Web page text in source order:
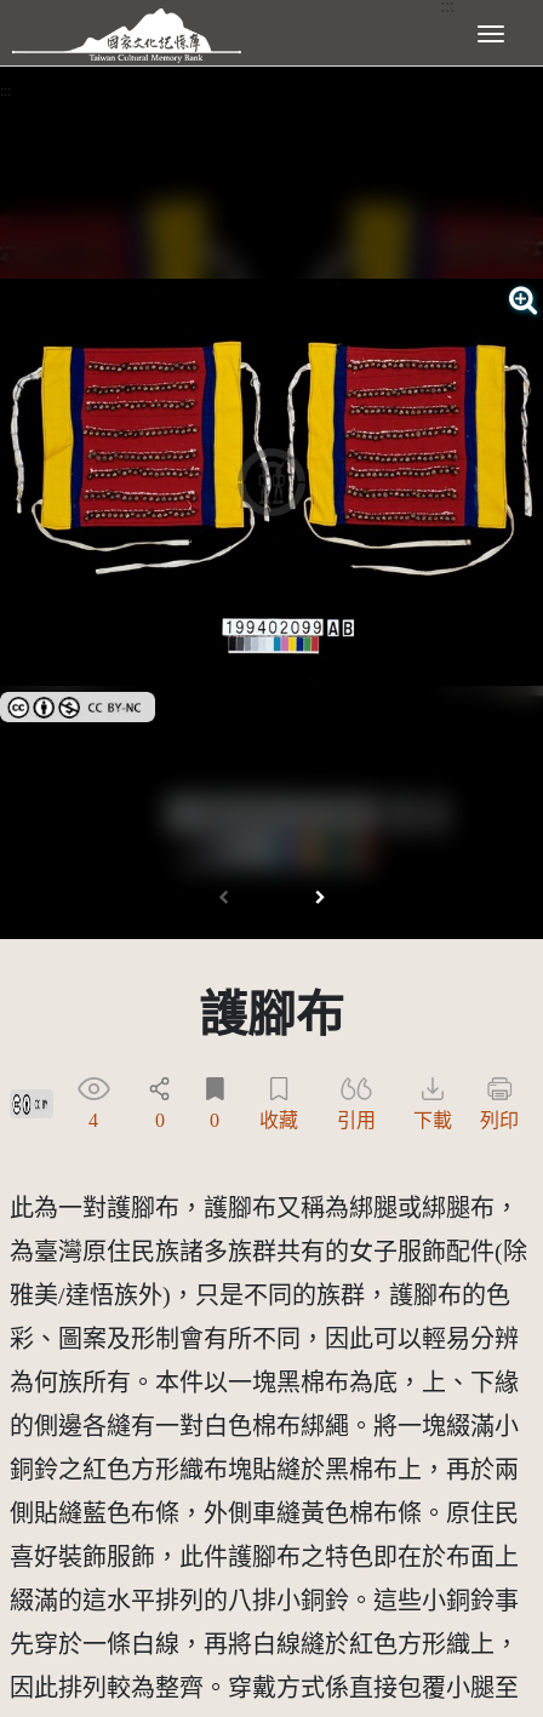
跳到主要內容區塊 展開選單
:::
創用CC姓名標示-非商業性 3.0 台灣及其後版本(CC BY-NC 3.0 TW +)
護腳布
創用CC姓名標示 3.0 台灣及其後版本(CC BY 3.0 TW +)
4 0 0 收藏 引用 下載 列印
此為一對護腳布，護腳布又稱為綁腿或綁腿布，
為臺灣原住民族諸多族群共有的女子服飾配件(除
雅美/達悟族外)，只是不同的族群，護腳布的色
彩、圖案及形制會有所不同，因此可以輕易分辨
為何族所有。本件以一塊黑棉布為底，上、下緣
的側邊各縫有一對白色棉布綁繩。將一塊綴滿小
銅鈴之紅色方形織布塊貼縫於黑棉布上，再於兩
側貼縫藍色布條，外側車縫黃色棉布條。原住民
喜好裝飾服飾，此件護腳布之特色即在於布面上
綴滿的這水平排列的八排小銅鈴。這些小銅鈴事
先穿於一條白線，再將白線縫於紅色方形織上，
因此排列較為整齊。穿戴方式係直接包覆小腿至